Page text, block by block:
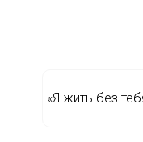
«Я жить без